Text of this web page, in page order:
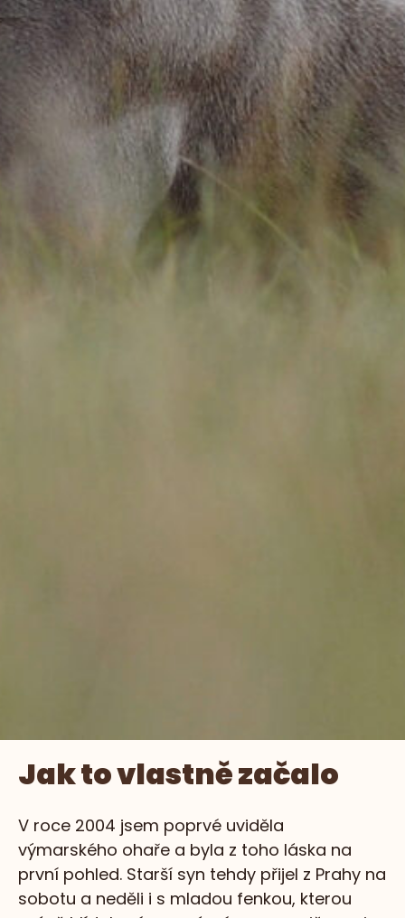
Jak to vlastně začalo
V roce 2004 jsem poprvé uviděla
výmarského ohaře a byla z toho láska na
první pohled. Starší syn tehdy přijel z Prahy na
sobotu a neděli i s mladou fenkou, kterou